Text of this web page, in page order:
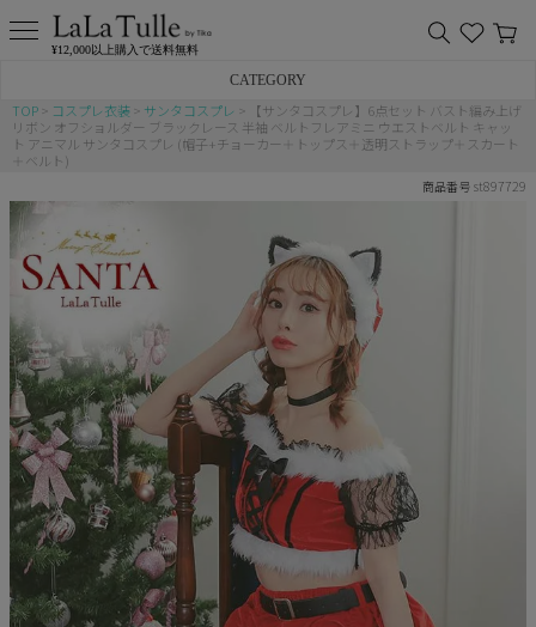
¥12,000以上購入で送料無料
CATEGORY
バニー
アニマル
ポリス
チャイナ
メイド
制服
ナース
鬼
TOP コスプレ衣装 サンタコスプレ
【サンタコスプレ】6点セット バスト編み上げ
リボン オフショルダー ブラックレース 半袖 ベルトフレアミニ ウエストベルト キャッ
ト アニマル サンタコスプレ (帽子+チョーカー＋トップス＋透明ストラップ＋スカート
＋ベルト)
商品番号 st897729